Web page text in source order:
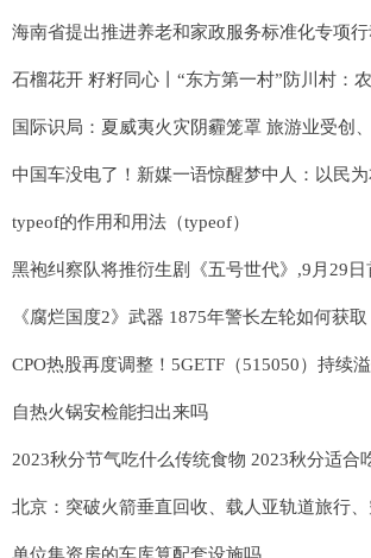
国际识局：夏威夷火灾阴霾笼罩 旅游业受创
typeof的作用和用法（typeof）
黑袍纠察队将推衍生剧《五号世代》,9月29日
《腐烂国度2》武器 1875年警长左轮如何获取
CPO热股再度调整！5GETF（515050）持续
自热火锅安检能扫出来吗
2023秋分节气吃什么传统食物 2023秋分适合
单位集资房的车库算配套设施吗